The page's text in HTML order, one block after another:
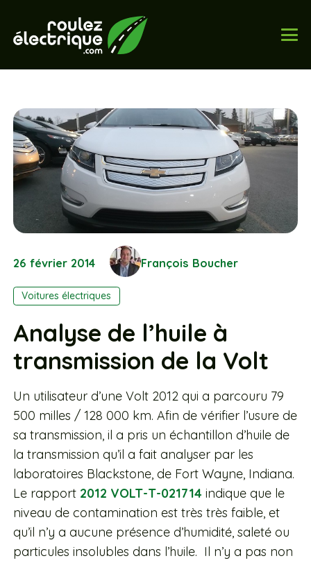
26 février 2014 François Boucher
Voitures électriques
Analyse de l’huile à
transmission de la Volt
Un utilisateur d’une Volt 2012 qui a parcouru 79
500 milles / 128 000 km. Afin de vérifier l’usure de
sa transmission, il a pris un échantillon d’huile de
la transmission qu’il a fait analyser par les
laboratoires Blackstone, de Fort Wayne, Indiana.
Le rapport 2012 VOLT-T-021714 indique que le
niveau de contamination est très très faible, et
qu’il n’y a aucune présence d’humidité, saleté ou
particules insolubles dans l’huile. Il n’y a pas non